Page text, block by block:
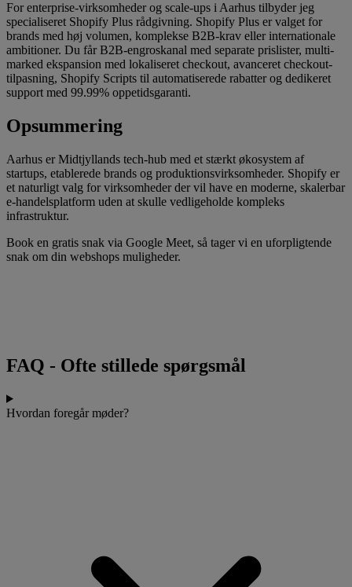
For enterprise-virksomheder og scale-ups i Aarhus tilbyder jeg
specialiseret Shopify Plus rådgivning. Shopify Plus er valget for
brands med høj volumen, komplekse B2B-krav eller internationale
ambitioner. Du får B2B-engroskanal med separate prislister, multi-
marked ekspansion med lokaliseret checkout, avanceret checkout-
tilpasning, Shopify Scripts til automatiserede rabatter og dedikeret
support med 99.99% oppetidsgaranti.
Opsummering
Aarhus er Midtjyllands tech-hub med et stærkt økosystem af
startups, etablerede brands og produktionsvirksomheder. Shopify er
et naturligt valg for virksomheder der vil have en moderne, skalerbar
e-handelsplatform uden at skulle vedligeholde kompleks
infrastruktur.
Book en gratis snak via Google Meet, så tager vi en uforpligtende
snak om din webshops muligheder.
FAQ - Ofte stillede spørgsmål
Hvordan foregår møder?